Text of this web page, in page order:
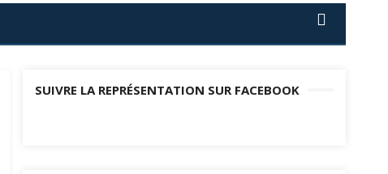
SUIVRE LA REPRÉSENTATION SUR FACEBOOK